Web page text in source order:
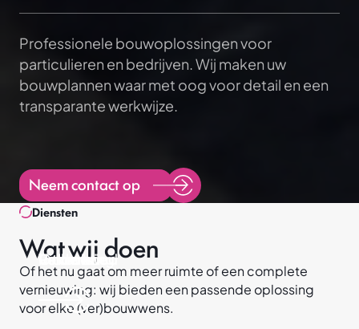
Projecten
Diensten
Professionele bouwoplossingen voor
particulieren en bedrijven. Wij maken uw
bouwplannen waar met oog voor detail en een
transparante werkwijze.
Neem contact op
Diensten
Wat wij doen
Of het nu gaat om meer ruimte of een complete
vernieuwing: wij bieden een passende oplossing
voor elke (ver)bouwwens.
Uitbreiding
Renovatie
Onderhoud
Verbouw